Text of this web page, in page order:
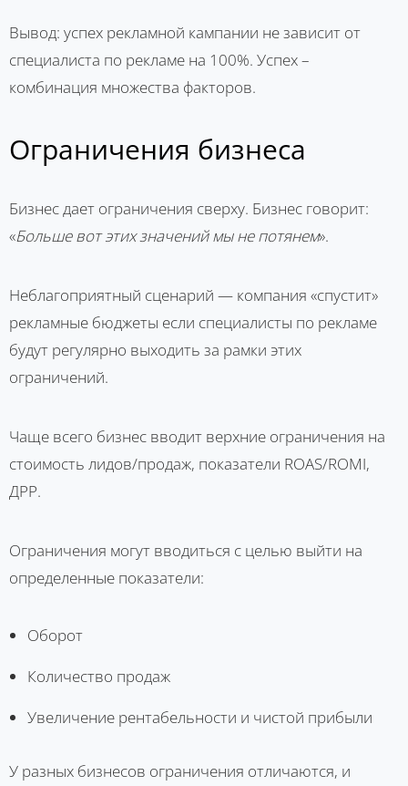
Вывод: успех рекламной кампании не зависит от
специалиста по рекламе на 100%. Успех –
комбинация множества факторов.
Ограничения бизнеса
Бизнес дает ограничения сверху. Бизнес говорит:
«Больше вот этих значений мы не потянем».
Неблагоприятный сценарий — компания «спустит»
рекламные бюджеты если специалисты по рекламе
будут регулярно выходить за рамки этих
ограничений.
Чаще всего бизнес вводит верхние ограничения на
стоимость лидов/продаж, показатели ROAS/ROMI,
ДРР.
Ограничения могут вводиться с целью выйти на
определенные показатели:
Оборот
Количество продаж
Увеличение рентабельности и чистой прибыли
У разных бизнесов ограничения отличаются, и